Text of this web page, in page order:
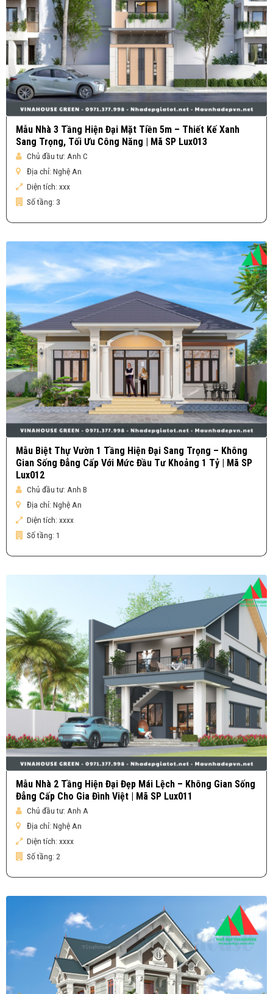
Mẫu Nhà 3 Tầng Hiện Đại Mặt Tiền 5m – Thiết Kế Xanh
Sang Trọng, Tối Ưu Công Năng | Mã SP Lux013
Chủ đầu tư: Anh C
Địa chỉ: Nghệ An
Diện tích: xxx
Số tầng: 3
Mẫu Biệt Thự Vườn 1 Tầng Hiện Đại Sang Trọng – Không
Gian Sống Đẳng Cấp Với Mức Đầu Tư Khoảng 1 Tỷ | Mã SP
Lux012
Chủ đầu tư: Anh B
Địa chỉ: Nghệ An
Diện tích: xxxx
Số tầng: 1
Mẫu Nhà 2 Tầng Hiện Đại Đẹp Mái Lệch – Không Gian Sống
Đẳng Cấp Cho Gia Đình Việt | Mã SP Lux011
Chủ đầu tư: Anh A
Địa chỉ: Nghệ An
Diện tích: xxxx
Số tầng: 2